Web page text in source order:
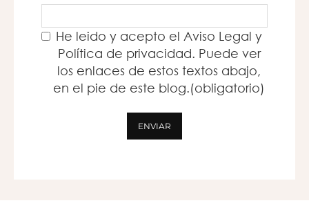
He leido y acepto el Aviso Legal y
Política de privacidad. Puede ver
los enlaces de estos textos abajo,
en el pie de este blog.(obligatorio)
ENVIAR